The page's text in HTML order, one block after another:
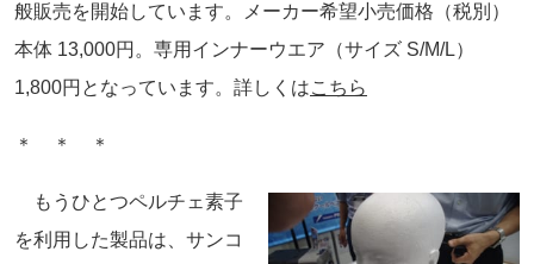
般販売を開始しています。メーカー希望小売価格（税別）
本体 13,000円。専用インナーウエア（サイズ S/M/L）
1,800円となっています。詳しくはこちら
＊ ＊ ＊
もうひとつペルチェ素子
を利用した製品は、サンコ